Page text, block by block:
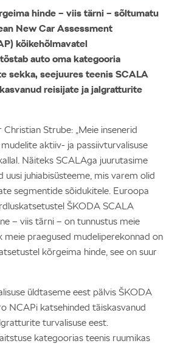
hinde – viis tärni – sõltumatu
New Car Assessment
kõikehõlmavatel
auto oma kategooria
sekka, seejuures teenis SCALA
reisijate ja jalgratturite
Strube: „Meie insenerid
aktiiv- ja passiivturvalisuse
Näiteks SCALAga juurutasime
juhiabisüsteeme, mis varem olid
segmentide sõidukitele. Euroopa
ŠKODA SCALA
– viis tärni – on tunnustus meie
meie praegused mudeliperekonnad on
kõrgeima hinde, see on suur
üldtaseme eest pälvis ŠKODA
NCAPi katsehinded täiskasvanud
turvalisuse eest.
kategoorias teenis ruumikas